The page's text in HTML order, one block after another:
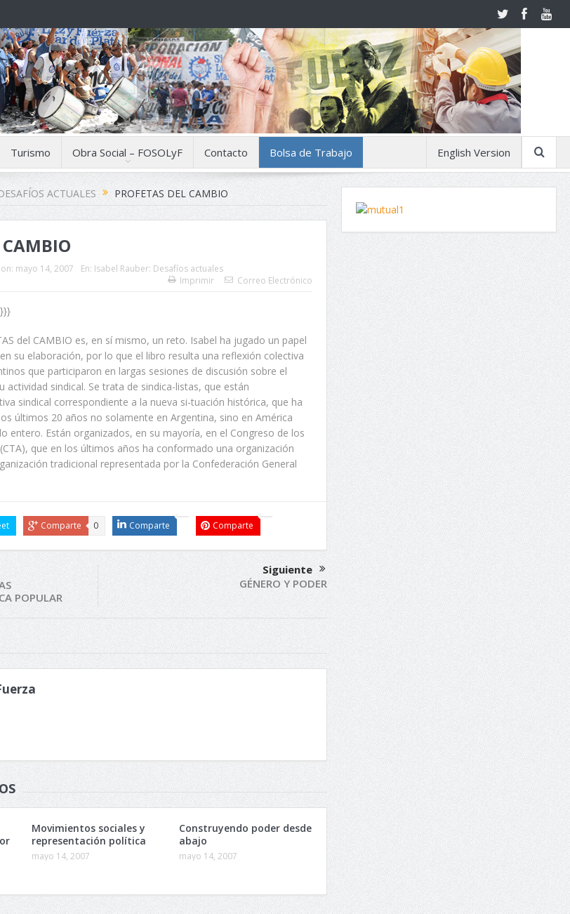
Turismo Obra Social – FOSOLyF Contacto Bolsa de Trabajo English Version
ACTUALES PROFETAS DEL CAMBIO
on: mayo 14, 2007 En: Isabel Rauber: Desafíos actuales
Imprimir
Correo Electrónico
del CAMBIO es, en sí mismo, un reto. Isabel ha jugado un papel
su elaboración, por lo que el libro resulta una reflexión colectiva
que participaron en largas sesiones de discusión sobre el
actividad sindical. Se trata de sindica-listas, que están
sindical correspondiente a la nueva si-tuación histórica, que ha
últimos 20 años no solamente en Argentina, sino en América
entero. Están organizados, en su mayoría, en el Congreso de los
que en los últimos años ha conformado una organización
tradicional representada por la Confederación General
Comparte 0 Comparte Comparte
POPULAR
Siguiente
GÉNERO Y PODER
Movimientos sociales y
representación política
mayo 14, 2007
Construyendo poder desde
abajo
mayo 14, 2007